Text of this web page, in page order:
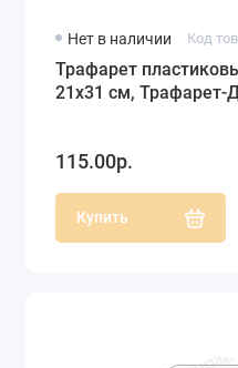
Нет в наличии Код
Трафарет
21х31 см, Трафарет-
115.00р.
Купить